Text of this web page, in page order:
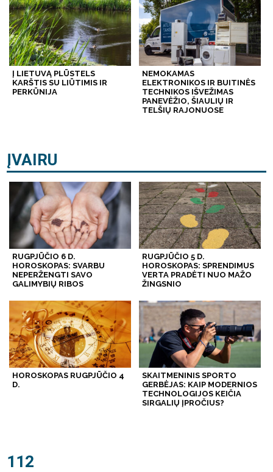
Į LIETUVĄ PLŪSTELS
KARŠTIS SU LIŪTIMIS IR
PERKŪNIJA
NEMOKAMAS
ELEKTRONIKOS IR BUITINĖS
TECHNIKOS IŠVEŽIMAS
PANEVĖŽIO, ŠIAULIŲ IR
TELŠIŲ RAJONUOSE
ĮVAIRU
RUGPJŪČIO 6 D.
HOROSKOPAS: SVARBU
NEPERŽENGTI SAVO
GALIMYBIŲ RIBOS
RUGPJŪČIO 5 D.
HOROSKOPAS: SPRENDIMUS
VERTA PRADĖTI NUO MAŽO
ŽINGSNIO
HOROSKOPAS RUGPJŪČIO 4
D.
SKAITMENINIS SPORTO
GERBĖJAS: KAIP MODERNIOS
TECHNOLOGIJOS KEIČIA
SIRGALIŲ ĮPROČIUS?
112